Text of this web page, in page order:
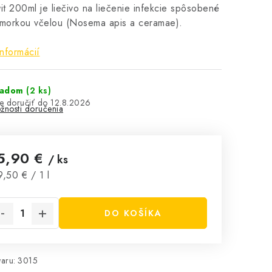
200ml je liečivo na liečenie infekcie spôsobené
včelou (Nosema apis a ceramae).
(2 ks)
12.8.2026
doručenia
€ / ks
cena:
€ / 1 l
DO KOŠÍKA
3015